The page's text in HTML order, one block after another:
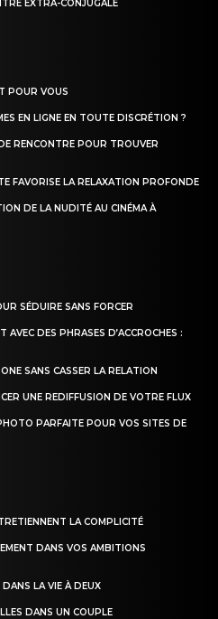
EXTRA-CONJUGALE
POUR VOUS
EN LIGNE EN TOUTE DISCRÉTION ?
RENCONTRE POUR TROUVER
FAVORISE LA RELAXATION PROFONDE
DE LA NUDITÉ AU CINÉMA À
SÉDUIRE SANS FORCER
DES PHRASES D’ACCROCHES :
SANS CASSER LA RELATION
UNE REDIFFUSION DE VOTRE FLUX
PARFAITE POUR VOS SITES DE
LA COMPLICITÉ
DANS VOS AMBITIONS
LA VIE À DEUX
DANS UN COUPLE